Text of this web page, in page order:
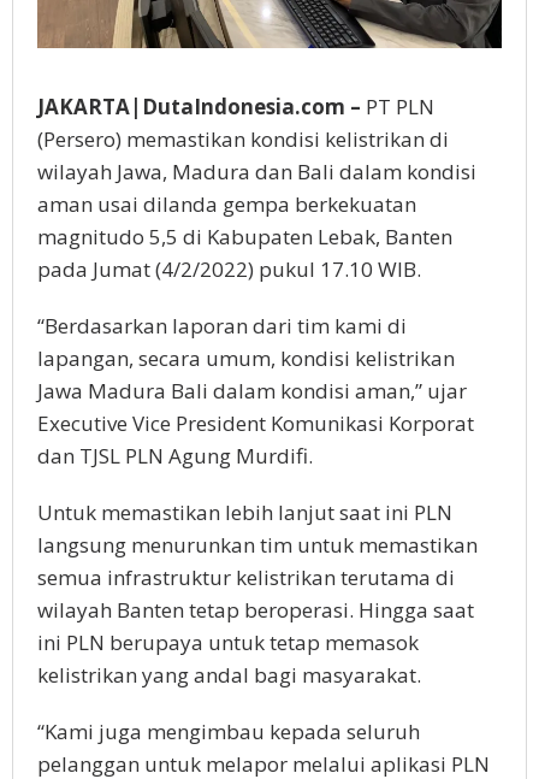
JAKARTA|DutaIndonesia.com – PT PLN
(Persero) memastikan kondisi kelistrikan di
wilayah Jawa, Madura dan Bali dalam kondisi
aman usai dilanda gempa berkekuatan
magnitudo 5,5 di Kabupaten Lebak, Banten
pada Jumat (4/2/2022) pukul 17.10 WIB.
“Berdasarkan laporan dari tim kami di
lapangan, secara umum, kondisi kelistrikan
Jawa Madura Bali dalam kondisi aman,” ujar
Executive Vice President Komunikasi Korporat
dan TJSL PLN Agung Murdifi.
Untuk memastikan lebih lanjut saat ini PLN
langsung menurunkan tim untuk memastikan
semua infrastruktur kelistrikan terutama di
wilayah Banten tetap beroperasi. Hingga saat
ini PLN berupaya untuk tetap memasok
kelistrikan yang andal bagi masyarakat.
“Kami juga mengimbau kepada seluruh
pelanggan untuk melapor melalui aplikasi PLN